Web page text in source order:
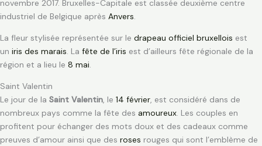
novembre 2017. Bruxelles-Capitale est classée deuxième centre
industriel de Belgique après Anvers.
La fleur stylisée représentée sur le drapeau officiel bruxellois est
un iris des marais. La fête de l’iris est d’ailleurs fête régionale de la
région et a lieu le 8 mai.
Saint Valentin
Le jour de la Saint Valentin, le 14 février, est considéré dans de
nombreux pays comme la fête des amoureux. Les couples en
profitent pour échanger des mots doux et des cadeaux comme
preuves d’amour ainsi que des roses rouges qui sont l’emblème de